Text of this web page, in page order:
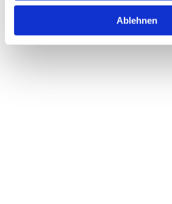
Ablehnen